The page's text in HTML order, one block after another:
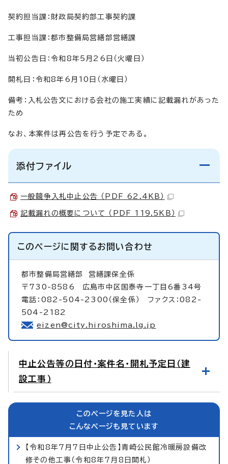
契約担当課：財政局契約部工事契約課
工事担当課：都市整備局営繕部営繕課
当初公告日：令和8年5月26日（火曜日）
開札日：令和8年6月10日（水曜日）
備考：入札公告文における会社の施工実績に記載漏れがあった
ため
なお、本案件は再公告を行う予定である。
添付ファイル
一般競争入札中止公告 （PDF 62.4KB）
記載漏れの概要について （PDF 119.5KB）
このページに関するお問い合わせ
都市整備局営繕部 営繕課保全係
〒730-8586 広島市中区国泰寺一丁目6番34号
電話：082-504-2300（保全係） ファクス：082-
504-2182
eizen@city.hiroshima.lg.jp
中止公告等の日付・案件名・開札予定日（建
設工事）
このページを見た人は
こんなページも見ています
【令和8年7月7日中止公告】青崎公民館冷暖房設備改
修その他工事（令和8年7月8日開札）